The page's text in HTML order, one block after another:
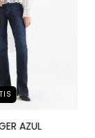
AZUL